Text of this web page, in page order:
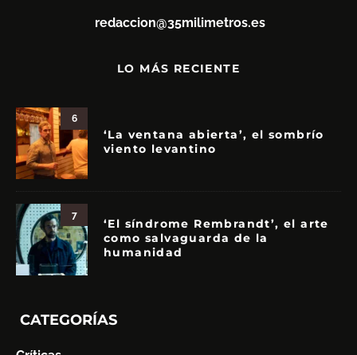
redaccion@35milimetros.es
LO MÁS RECIENTE
6
‘La ventana abierta’, el sombrío
viento levantino
7
‘El síndrome Rembrandt’, el arte
como salvaguarda de la
humanidad
CATEGORÍAS